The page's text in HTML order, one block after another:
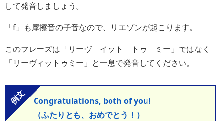
して発音しましょう。
「f」も摩擦音の子音なので、リエゾンが起こります。
このフレーズは「リーヴ イット トゥ ミー」ではなく
「リーヴィットゥミー」と一息で発音してください。
Congratulations, both of you!
（ふたりとも、おめでとう！）